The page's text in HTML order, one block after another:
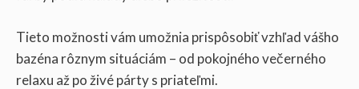
Tieto možnosti vám umožnia prispôsobiť vzhľad vášho
bazéna rôznym situáciám – od pokojného večerného
relaxu až po živé párty s priateľmi.